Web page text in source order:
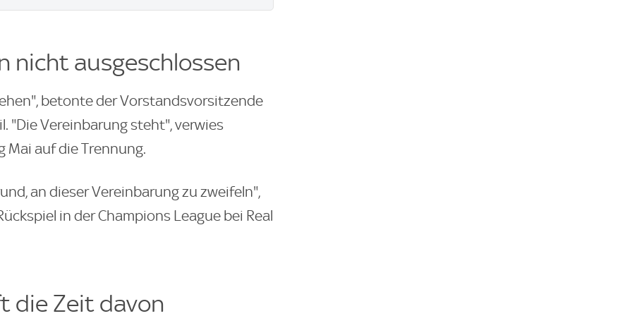
nicht ausgeschlossen
betonte der Vorstandsvorsitzende
"Die Vereinbarung steht", verwies
Mai auf die Trennung.
an dieser Vereinbarung zu zweifeln",
in der Champions League bei Real
die Zeit davon